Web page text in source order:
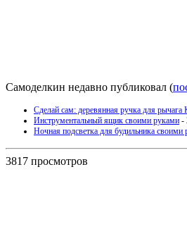
Самоделкин недавно публиковал (
Сделай сам: деревянная ручка для
Инструментальный ящик своими руками -
Ночная подсветка для будильника своими
3817 просмотров